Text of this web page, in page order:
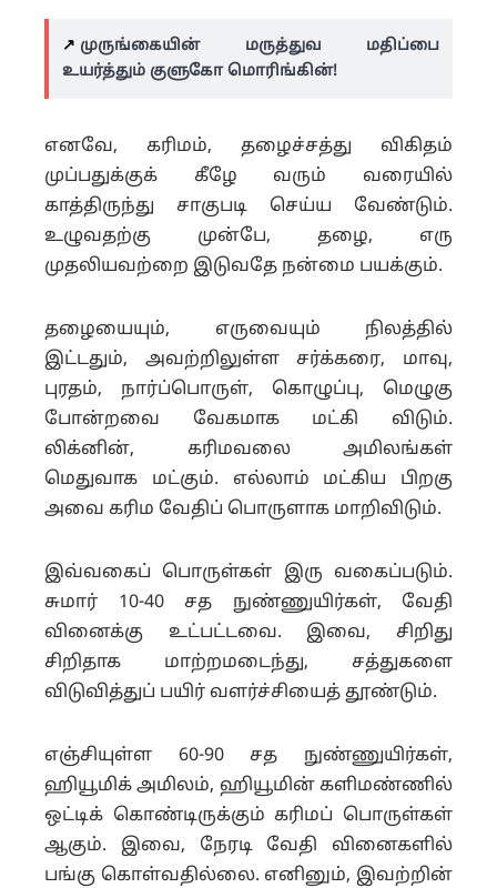
↗️ முருங்கையின் மருத்துவ மதிப்பை
உயர்த்தும் குளுகோ மொரிங்கின்!
எனவே, கரிமம், தழைச்சத்து விகிதம்
முப்பதுக்குக் கீழே வரும் வரையில்
காத்திருந்து சாகுபடி செய்ய வேண்டும்.
உழுவதற்கு முன்பே, தழை, எரு
முதலியவற்றை இடுவதே நன்மை பயக்கும்.
தழையையும், எருவையும் நிலத்தில்
இட்டதும், அவற்றிலுள்ள சர்க்கரை, மாவு,
புரதம், நார்ப்பொருள், கொழுப்பு, மெழுகு
போன்றவை வேகமாக மட்கி விடும்.
லிக்னின், கரிமவலை அமிலங்கள்
மெதுவாக மட்கும். எல்லாம் மட்கிய பிறகு
அவை கரிம வேதிப் பொருளாக மாறிவிடும்.
இவ்வகைப் பொருள்கள் இரு வகைப்படும்.
சுமார் 10-40 சத நுண்ணுயிர்கள், வேதி
வினைக்கு உட்பட்டவை. இவை, சிறிது
சிறிதாக மாற்றமடைந்து, சத்துகளை
விடுவித்துப் பயிர் வளர்ச்சியைத் தூண்டும்.
எஞ்சியுள்ள 60-90 சத நுண்ணுயிர்கள்,
ஹியூமிக் அமிலம், ஹியூமின் களிமண்ணில்
ஒட்டிக் கொண்டிருக்கும் கரிமப் பொருள்கள்
ஆகும். இவை, நேரடி வேதி வினைகளில்
பங்கு கொள்வதில்லை. எனினும், இவற்றின்